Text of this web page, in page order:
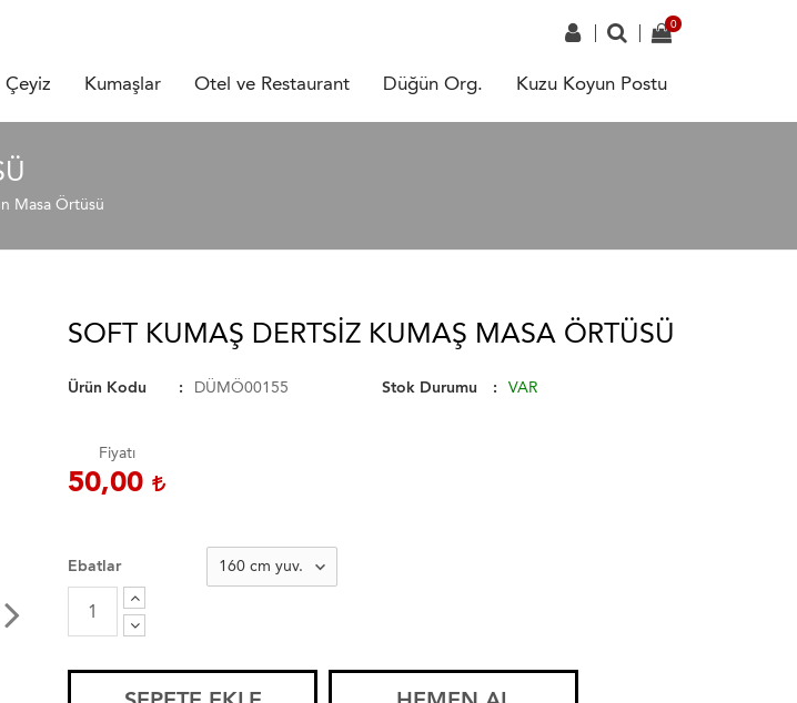
Çeyiz Kumaşlar Otel ve Restaurant Düğün Org. Kuzu Koyun Postu
Masa Örtüsü
SOFT KUMAŞ DERTSIZ KUMAŞ MASA ÖRTÜSÜ
Ürün Kodu DÜMÖ00155 Stok Durumu VAR
Fiyatı
50,00
Ebatlar